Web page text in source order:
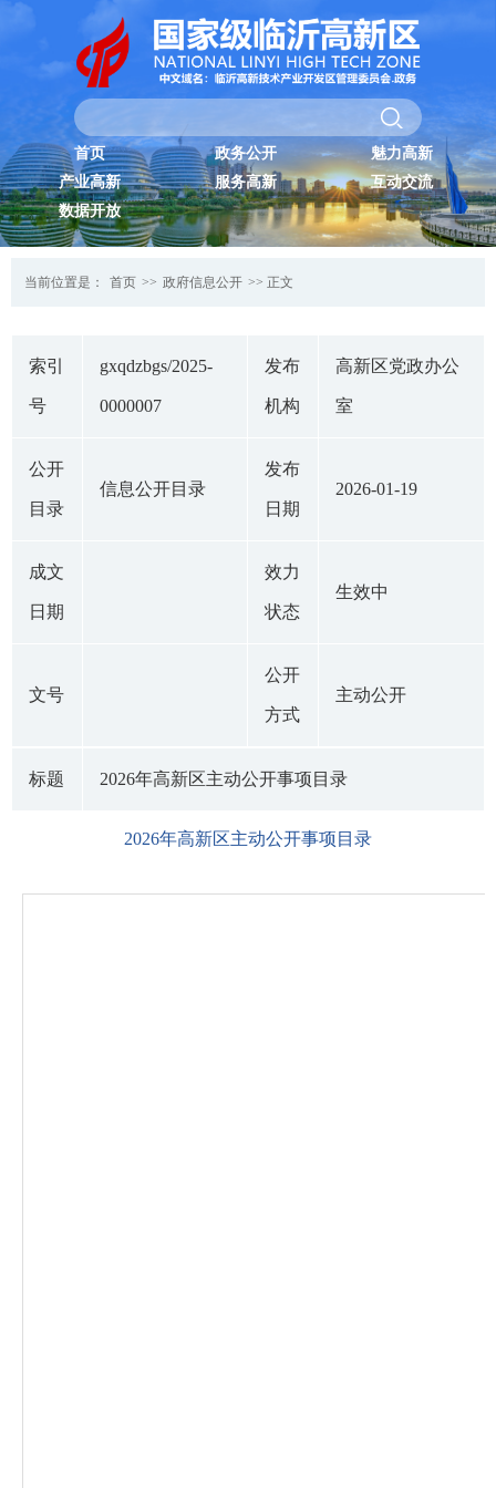
首页 政务公开
魅力高新
产业高新
服务高新
互动交流
数据开放
当前位置是： 首页 >> 政府信息公开 >> 正文
索引
号
gxqdzbgs/2025-
0000007
发布
机构
高新区党政办公
室
公开
目录
信息公开目录
发布
日期
2026-01-19
成文
日期
效力
状态
生效中
文号
公开
方式
主动公开
标题 2026年高新区主动公开事项目录
2026年高新区主动公开事项目录